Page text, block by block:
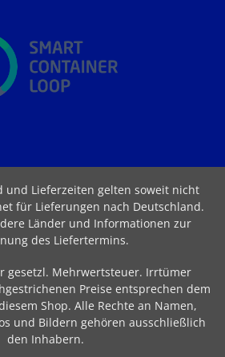
und Lieferzeiten gelten soweit nicht
für Lieferungen nach Deutschland.
Länder und Informationen zur
des Liefertermins.
gesetzl. Mehrwertsteuer. Irrtümer
Preise entsprechen dem
Shop. Alle Rechte an Namen,
und Bildern gehören ausschließlich
den Inhabern.